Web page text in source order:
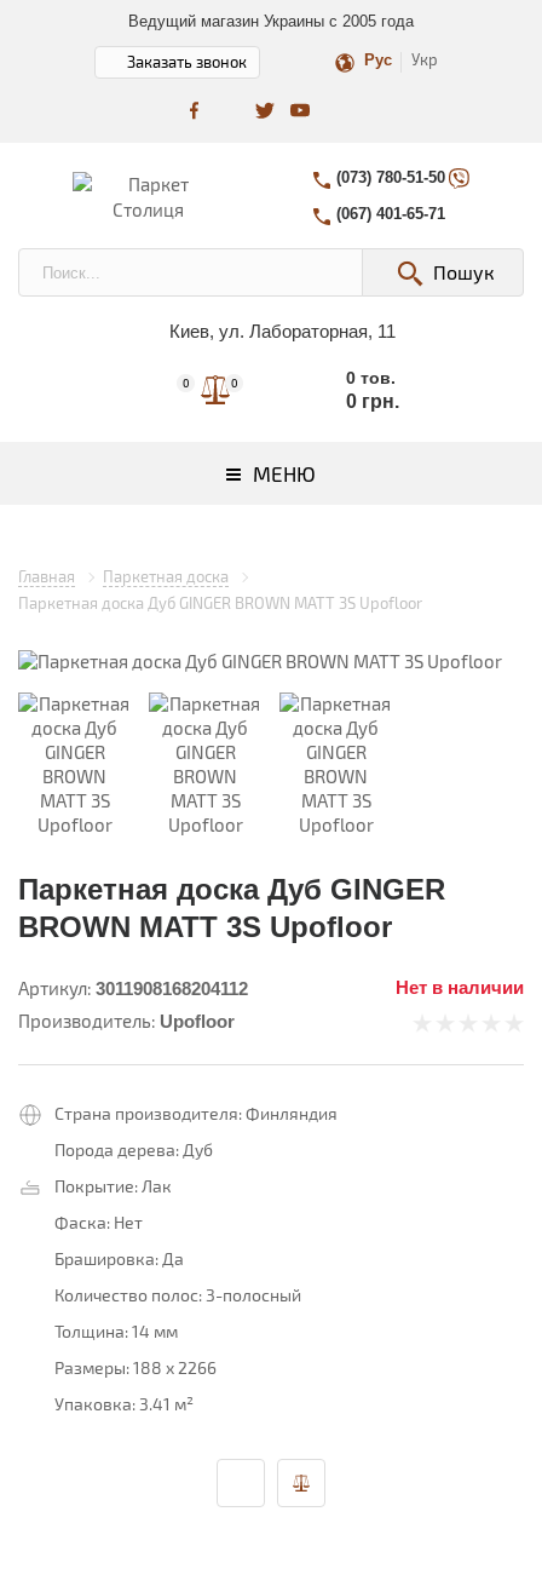
Ведущий магазин Украины с 2005 года
Рус Укр
Заказать звонок
(073) 780-51-50
(067) 401-65-71
Пошук
Киев, ул. Лабораторная, 11
0 0 0 тов.
0 грн.
МЕНЮ
Главная
Паркетная доска
Паркетная доска Дуб GINGER BROWN MATT 3S Upofloor
Паркетная доска Дуб GINGER
BROWN MATT 3S Upofloor
Артикул: 3011908168204112 Нет в наличии
Производитель: Upofloor
Страна производителя:Финляндия
Порода дерева: Дуб
Покрытие:Лак
Фаска: Нет
Брашировка: Да
Количество полос: 3-полосный
Толщина:14 мм
Размеры:188 x 2266
Упаковка: 3.41 м²